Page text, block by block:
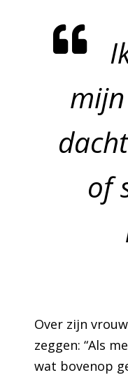
of
Over zijn
zeggen: “Als
wat bovenop